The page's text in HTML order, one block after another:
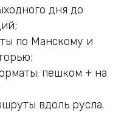
дня до
по Манскому и
пешком + на
вдоль русла.